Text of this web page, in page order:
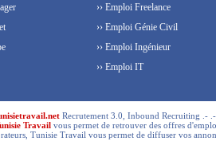
›› Emploi Freelance
›› Emploi Génie Civil
›› Emploi Ingénieur
›› Emploi IT
Recrutement 3.0, Inbound Recruiting .-
Travail vous permet de retrouver des offres
Tunisie Travail vous permet de diffuser vos